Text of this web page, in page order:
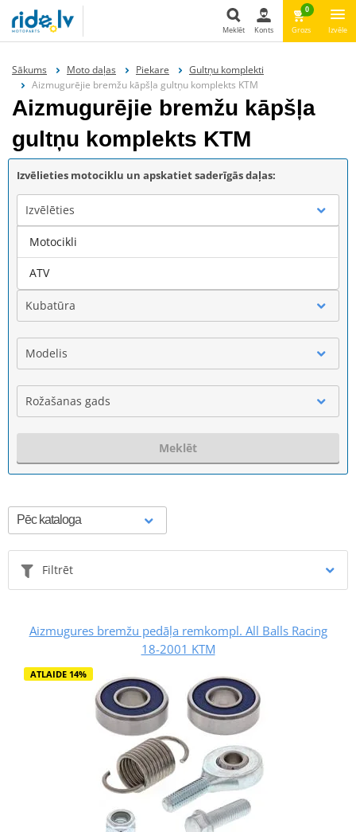
Meklēt Konts
0
Grozs Izvēle
Sākums Moto daļas Piekare
Gultņu komplekti
Aizmugurējie bremžu kāpšļa gultņu komplekts KTM
Aizmugurējie bremžu kāpšļa
gultņu komplekts KTM
Izvēlieties motociklu un apskatiet saderīgās daļas:
Izvēlēties
Marka
Kubatūra
Modelis
Rožašanas gads
Meklēt
Filtrēt
Aizmugures bremžu pedāļa remkompl. All Balls Racing
18-2001 KTM
ATLAIDE 14%
Motocikli
ATV